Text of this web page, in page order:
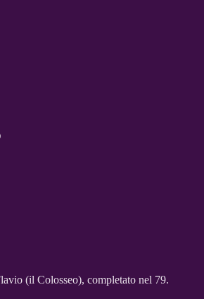
(il Colosseo), completato nel 79.